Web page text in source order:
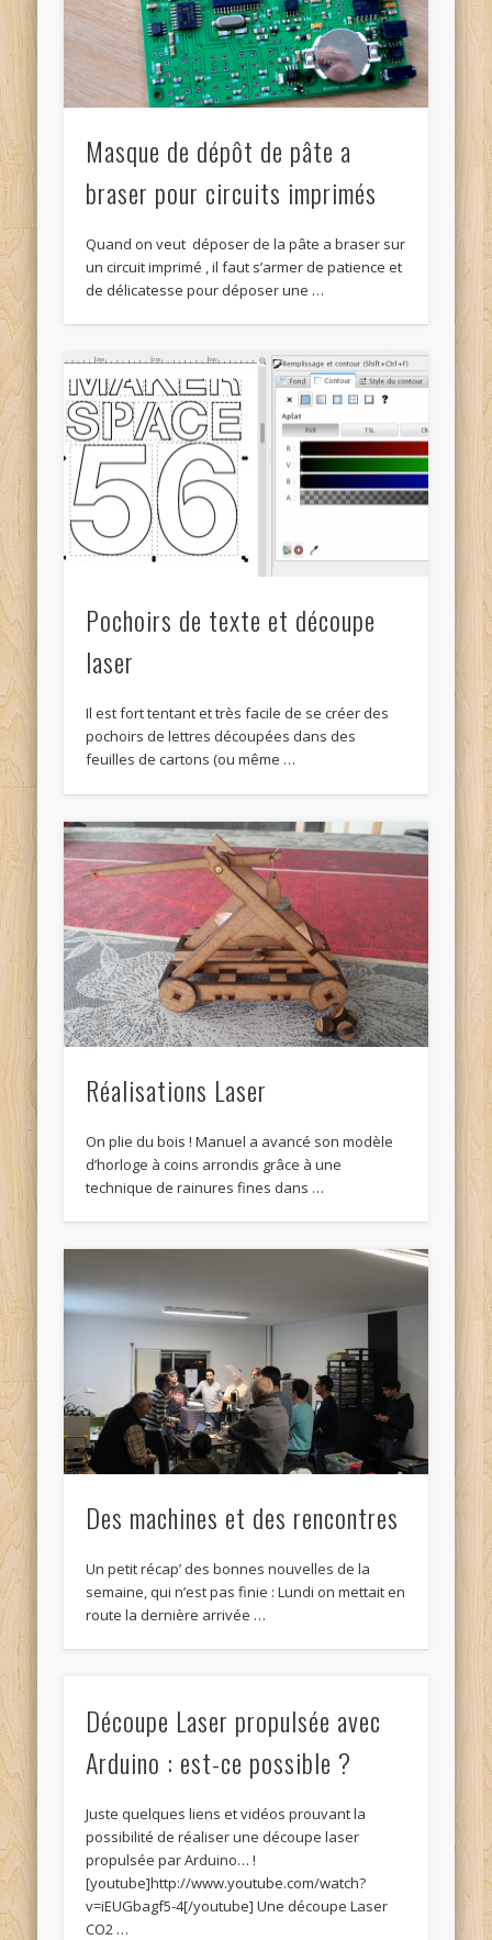
Masque de dépôt de pâte a
braser pour circuits imprimés
Quand on veut déposer de la pâte a braser sur
un circuit imprimé , il faut s’armer de patience et
de délicatesse pour déposer une …
Pochoirs de texte et découpe
laser
Il est fort tentant et très facile de se créer des
pochoirs de lettres découpées dans des
feuilles de cartons (ou même …
Réalisations Laser
On plie du bois ! Manuel a avancé son modèle
d’horloge à coins arrondis grâce à une
technique de rainures fines dans …
Des machines et des rencontres
Un petit récap’ des bonnes nouvelles de la
semaine, qui n’est pas finie : Lundi on mettait en
route la dernière arrivée …
Découpe Laser propulsée avec
Arduino : est-ce possible ?
Juste quelques liens et vidéos prouvant la
possibilité de réaliser une découpe laser
propulsée par Arduino… !
[youtube]http://www.youtube.com/watch?
v=iEUGbagf5-4[/youtube] Une découpe Laser
CO2 …